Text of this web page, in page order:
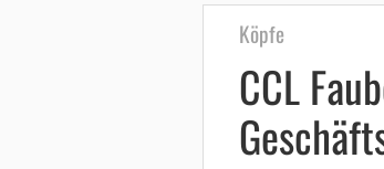
Köpfe
CCL